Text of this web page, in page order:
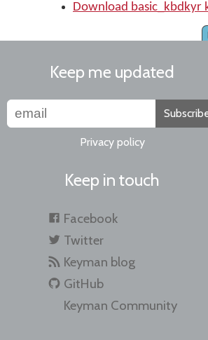
Download basic_kbdkyr
Keep me updated
Privacy policy
Keep in touch
Facebook
Twitter
Keyman blog
GitHub
Keyman Community